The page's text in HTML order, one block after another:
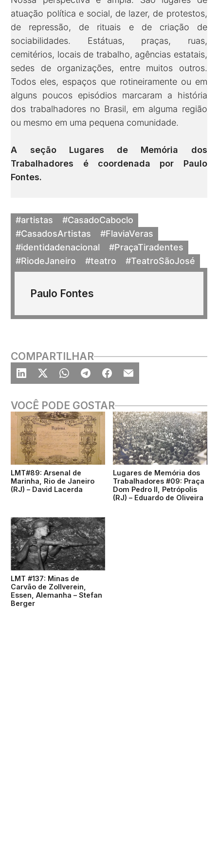
atuação política e social, de lazer, de protestos,
de repressão, de rituais e de criação de
sociabilidades. Estátuas, praças, ruas,
cemitérios, locais de trabalho, agências estatais,
sedes de organizações, entre muitos outros.
Todos eles, espaços que rotineiramente ou em
alguns poucos episódios marcaram a história
dos trabalhadores no Brasil, em alguma região
ou mesmo em uma pequena comunidade.
A seção Lugares de Memória dos
Trabalhadores é coordenada por Paulo
Fontes.
#artistas
#CasadoCaboclo
#CasadosArtistas
#FlaviaVeras
#identidadenacional
#PraçaTiradentes
#RiodeJaneiro
#teatro #TeatroSãoJosé
Paulo Fontes
COMPARTILHAR
VOCÊ PODE GOSTAR
LMT#89: Arsenal de
Marinha, Rio de Janeiro
(RJ) – David Lacerda
Lugares de Memória dos
Trabalhadores #09: Praça
Dom Pedro II, Petrópolis
(RJ) – Eduardo de Oliveira
LMT #137: Minas de
Carvão de Zollverein,
Essen, Alemanha – Stefan
Berger